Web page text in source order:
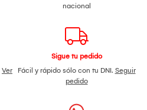
nacional
Ver
Sigue tu pedido
Fácil y rápido sólo con tu DNI. Seguir
pedido